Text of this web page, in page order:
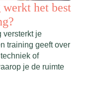
het best
versterkt je
training geeft over
of
je de ruimte